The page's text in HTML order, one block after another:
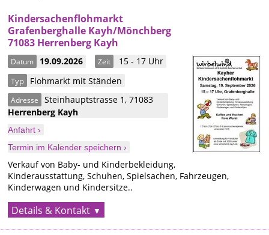
Kindersachenflohmarkt
Grafenberghalle Kayh/Mönchberg
71083 Herrenberg Kayh
Datum 19.09.2026 Zeit 15 - 17 Uhr
Typ Flohmarkt mit Ständen
Adresse Steinhauptstrasse 1,71083
Herrenberg Kayh
Anfahrt ›
Termin im Kalender speichern ›
Verkauf von Baby- und Kinderbekleidung,
Kinderausstattung, Schuhen, Spielsachen, Fahrzeugen,
Kinderwagen und Kindersitze..
Details & Kontakt